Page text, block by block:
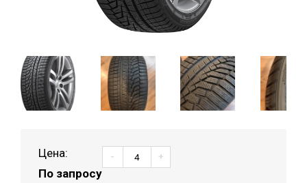
Цена:
По запросу
- +